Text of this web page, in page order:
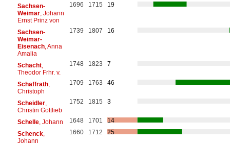
Sachsen-
Weimar, Johann
Ernst Prinz von
1696 1715 19
Sachsen-
Weimar-
Eisenach, Anna
Amalia
1739 1807 16
Schacht,
Theodor Frhr. v.
1748 1823 7
Schaffrath,
Christoph
1709 1763 46
Scheidler,
Christin Gottlieb
1752 1815 3
Schelle, Johann 1648 1701
14
Schenck,
Johann
1660 1712 25